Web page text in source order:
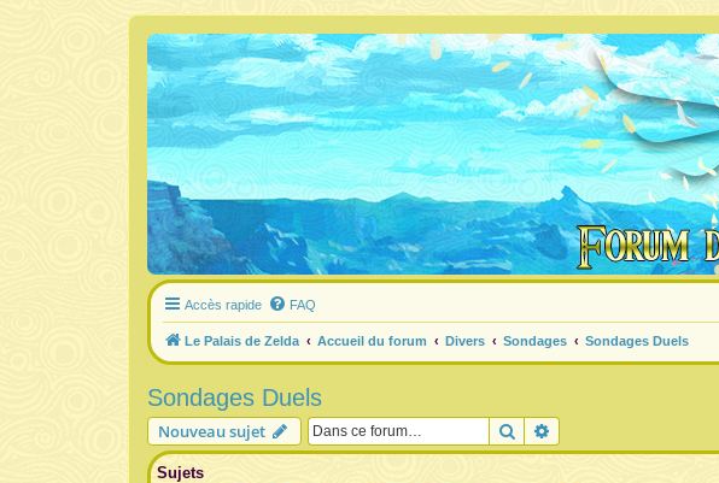
Accès rapide FAQ
Le Palais de Zelda Accueil du forum Divers Sondages Sondages Duels
Sondages Duels
Nouveau sujet Rechercher
Sujets